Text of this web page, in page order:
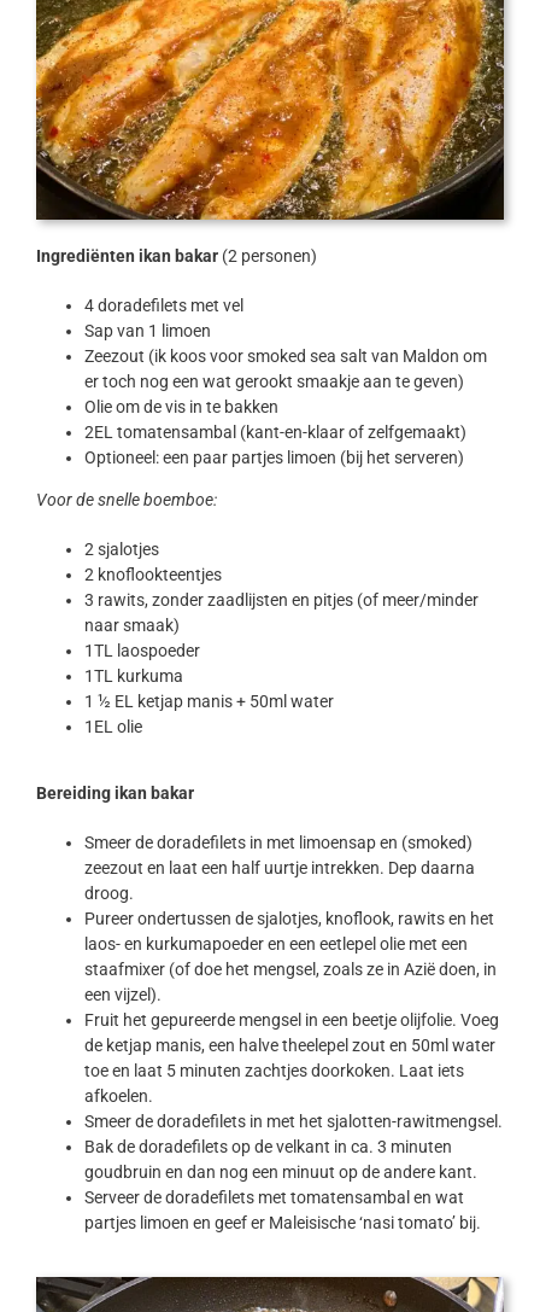
Ingrediënten ikan bakar(2 personen)
4 doradefilets met vel
Sap van 1 limoen
Zeezout (ik koos voor smoked sea salt van Maldon om
er toch nog een wat gerookt smaakje aan te geven)
Olie om de vis in te bakken
2EL tomatensambal (kant-en-klaar of zelfgemaakt)
Optioneel: een paar partjes limoen (bij het serveren)
Voor de snelle boemboe:
2 sjalotjes
2 knoflookteentjes
3 rawits, zonder zaadlijsten en pitjes (of meer/minder
naar smaak)
1TL laospoeder
1TL kurkuma
1 ½ EL ketjap manis + 50ml water
1EL olie
Bereiding ikan bakar
Smeer de doradefilets in met limoensap en (smoked)
zeezout en laat een half uurtje intrekken. Dep daarna
droog.
Pureer ondertussen de sjalotjes, knoflook, rawits en het
laos- en kurkumapoeder en een eetlepel olie met een
staafmixer (of doe het mengsel, zoals ze in Azië doen, in
een vijzel).
Fruit het gepureerde mengsel in een beetje olijfolie. Voeg
de ketjap manis, een halve theelepel zout en 50ml water
toe en laat 5 minuten zachtjes doorkoken. Laat iets
afkoelen.
Smeer de doradefilets in met het sjalotten-rawitmengsel.
Bak de doradefilets op de velkant in ca. 3 minuten
goudbruin en dan nog een minuut op de andere kant.
Serveer de doradefilets met tomatensambal en wat
partjes limoen en geef er Maleisische ‘nasi tomato’ bij.